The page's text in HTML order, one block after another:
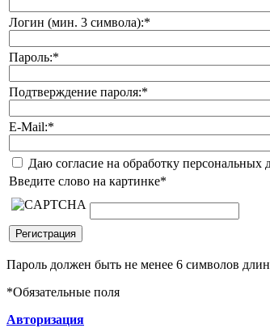
Логин (мин. 3 символа):*
Пароль:*
Подтверждение пароля:*
E-Mail:*
Даю согласие на обработку персональных
Введите слово на картинке*
Пароль должен быть не менее 6 символов
*Обязательные поля
Авторизация